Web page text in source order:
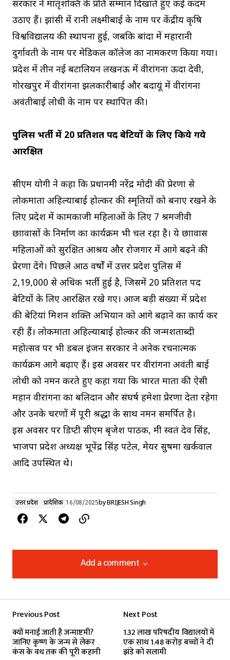
सरकार ने मातृशक्ति के प्रति सम्मान दिखाते हुए कई कदम
उठाए हैं। झांसी में रानी लक्ष्मीबाई के नाम पर केंद्रीय कृषि
विश्वविद्यालय की स्थापना हुई, जबकि बांदा में महारानी
दुर्गावती के नाम पर मेडिकल कॉलेज का नामकरण किया गया।
प्रदेश में तीन नई बटालियन लखनऊ में वीरांगना ऊदा देवी,
गोरखपुर में वीरांगना झलकारीबाई और बदायूं में वीरांगना
अवंतीबाई लोधी के नाम पर स्थापित की।
पुलिस भर्ती में 20 प्रतिशत पद बेटियों के लिए किये गये
आरक्षित
सीएम योगी ने कहा कि प्रधानमंत्री नरेंद्र मोदी की प्रेरणा से
लोकमाता अहिल्याबाई होल्कर की स्मृतियों को बनाए रखने के
लिए प्रदेश में कामकाजी महिलाओं के लिए 7 श्रमजीवी
छात्रावासों के निर्माण का कार्यक्रम भी चल रहा है। ये छात्रावास
महिलाओं को सुरक्षित आश्रय और रोजगार में आगे बढ़ने की
प्रेरणा देंगे। पिछले आठ वर्षों में उत्तर प्रदेश पुलिस में
2,19,000 से अधिक भर्ती हुई है, जिसमें 20 प्रतिशत पद
बेटियों के लिए आरक्षित रखे गए। आज बड़ी संख्या में प्रदेश
की बेटियां मिशन शक्ति अभियान को आगे बढ़ाने का कार्य कर
रही हैं। लोकमाता अहिल्याबाई होल्कर की जन्मशताब्दी
महोत्सव पर भी डबल इंजन सरकार ने अनेक रचनात्मक
कार्यक्रम आगे बढ़ाए हैं। इस अवसर पर वीरांगना अवंती बाई
लोधी को नमन करते हुए कहा गया कि भारत माता की ऐसी
महान वीरांगना का बलिदान और संघर्ष हमेशा प्रेरणा देता रहेगा
और उनके चरणों में पूरी श्रद्धा के साथ नमन समर्पित है।
इस अवसर पर डिप्टी सीएम बृजेश पाठक, मंत्री स्वतंत्र देव सिंह,
भाजपा प्रदेश अध्यक्ष भूपेंद्र सिंह पटेल, मेयर सुषमा खर्कवाल
आदि उपस्थित थे।
उत्तर प्रदेश प्रादेशिक 16/08/2025byBRIJESH Singh
Add a comment
Add a comment
Required fields are marked*
Previous Post
क्यों मनाई जाती है जन्माष्टमी?
जानिए कृष्ण के जन्म से लेकर
कंस के वध तक की पूरी कहानी
Next Post
1.32 लाख परिषदीय विद्यालयों में
एक साथ 1.48 करोड़ बच्चों ने दी
झंडे को सलामी